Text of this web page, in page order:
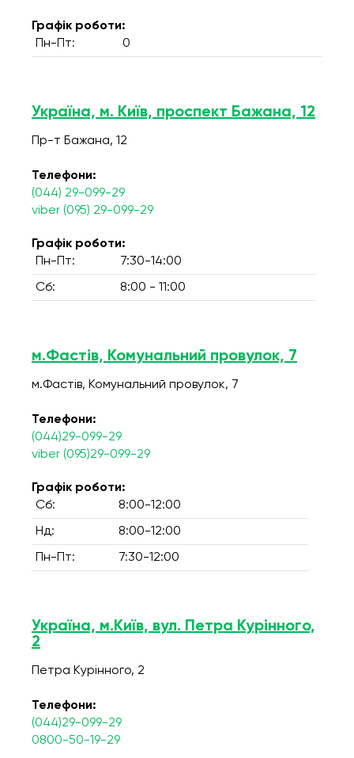
Графік роботи:
Пн-Пт:
0
Україна, м. Київ, проспект Бажана, 12
Пр-т Бажана, 12
Телефони:
(044) 29-099-29
viber (095) 29-099-29
Графік роботи:
Пн-Пт:
7:30-14:00
Сб: 8:00 - 11:00
м.Фастів, Комунальний провулок, 7
м.Фастів, Комунальний провулок, 7
Телефони:
(044)29-099-29
viber (095)29-099-29
Графік роботи:
Сб:
8:00-12:00
Нд: 8:00-12:00
Пн-Пт: 7:30-12:00
Україна, м.Київ, вул. Петра Курінного,
2
Петра Курінного, 2
Телефони:
(044)29-099-29
0800-50-19-29